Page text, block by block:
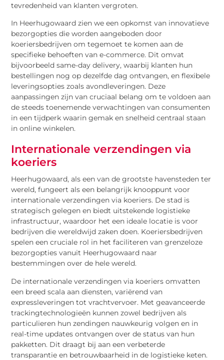
tevredenheid van klanten vergroten.
In Heerhugowaard zien we een opkomst van innovatieve
bezorgopties die worden aangeboden door
koeriersbedrijven om tegemoet te komen aan de
specifieke behoeften van e-commerce. Dit omvat
bijvoorbeeld same-day delivery, waarbij klanten hun
bestellingen nog op dezelfde dag ontvangen, en flexibele
leveringsopties zoals avondleveringen. Deze
aanpassingen zijn van cruciaal belang om te voldoen aan
de steeds toenemende verwachtingen van consumenten
in een tijdperk waarin gemak en snelheid centraal staan
in online winkelen.
Internationale verzendingen via
koeriers
Heerhugowaard, als een van de grootste havensteden ter
wereld, fungeert als een belangrijk knooppunt voor
internationale verzendingen via koeriers. De stad is
strategisch gelegen en biedt uitstekende logistieke
infrastructuur, waardoor het een ideale locatie is voor
bedrijven die wereldwijd zaken doen. Koeriersbedrijven
spelen een cruciale rol in het faciliteren van grenzeloze
bezorgopties vanuit Heerhugowaard naar
bestemmingen over de hele wereld.
De internationale verzendingen via koeriers omvatten
een breed scala aan diensten, variërend van
expressleveringen tot vrachtvervoer. Met geavanceerde
trackingtechnologieën kunnen zowel bedrijven als
particulieren hun zendingen nauwkeurig volgen en in
real-time updates ontvangen over de status van hun
pakketten. Dit draagt bij aan een verbeterde
transparantie en betrouwbaarheid in de logistieke keten.